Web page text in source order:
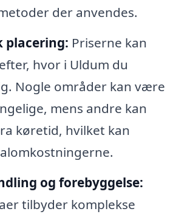
der anvendes.
placering: Priserne kan
hvor i Uldum du
Nogle områder kan være
mens andre kan
køretid, hvilket kan
og forebyggelse:
tilbyder komplekse